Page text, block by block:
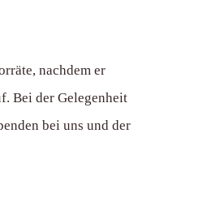
nachdem er
Bei der Gelegenheit
bei uns und der